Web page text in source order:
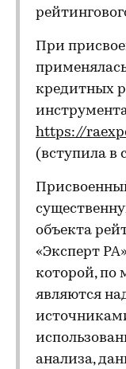
При
кредитных
https://
(вступила в
объекта
«Эксперт
которой, по
являются
анализа,